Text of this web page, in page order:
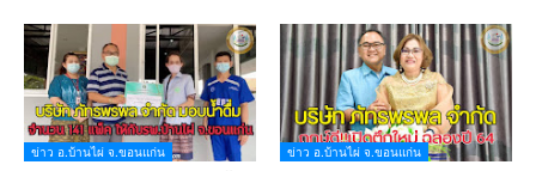
ข่าว อ.บ้านไผ่ จ.ขอนแก่น ข่าว อ.บ้านไผ่ จ.ขอนแก่น